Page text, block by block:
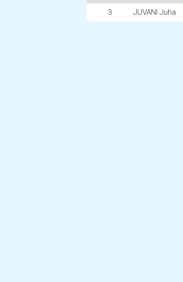
3 JUVANI Juha